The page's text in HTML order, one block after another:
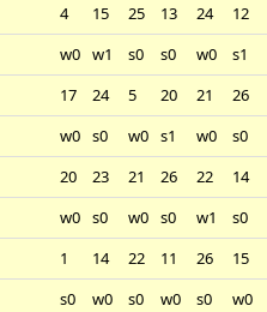
4 15 25 13 24
12
w0 w1 s0 s0 w0
s1
17 24 5 20 21
26
w0 s0 w0 s1 w0
s0
20 23 21 26 22
14
w0 s0 w0 s0 w1
s0
1 14 22 11 26
15
s0 w0 s0 w0 s0
w0